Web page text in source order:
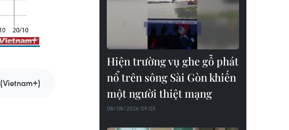
(Vietnam+)
Hiện trường vụ ghe gỗ phát
nổ trên sông Sài Gòn khiến
một người thiệt mạng
08/08/2026 09:03